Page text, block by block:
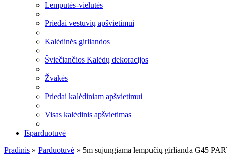
Lemputės-vielutės
Priedai vestuvių apšvietimui
Kalėdinės girliandos
Šviečiančios Kalėdų dekoracijos
Žvakės
Priedai kalėdiniam apšvietimui
Visas kalėdinis apšvietimas
Išparduotuvė
Pradinis » Parduotuvė » 5m sujungiama lempučių girlianda G45